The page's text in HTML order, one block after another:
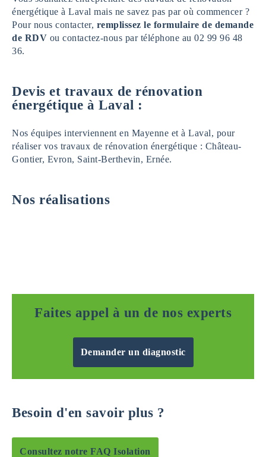
énergétique à Laval mais ne savez pas par où commencer ?
Pour nous contacter, remplissez le formulaire de demande
de RDV ou contactez-nous par téléphone au 02 99 96 48
36.
Devis et travaux de rénovation
énergétique à Laval :
Nos équipes interviennent en Mayenne et à Laval, pour
réaliser vos travaux de rénovation énergétique : Château-
Gontier, Evron, Saint-Berthevin, Ernée.
Nos réalisations
Faites appel à un de nos experts
Demander un diagnostic
Besoin d'en savoir plus ?
Consultez notre FAQ Isolation